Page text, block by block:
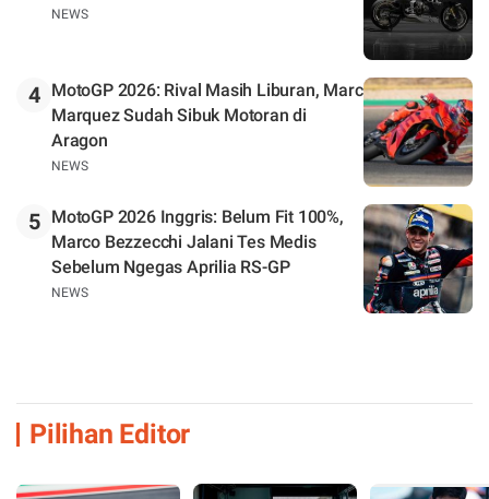
NEWS
4
MotoGP 2026: Rival Masih Liburan, Marc
Marquez Sudah Sibuk Motoran di
Aragon
NEWS
5
MotoGP 2026 Inggris: Belum Fit 100%,
Marco Bezzecchi Jalani Tes Medis
Sebelum Ngegas Aprilia RS-GP
NEWS
Pilihan Editor